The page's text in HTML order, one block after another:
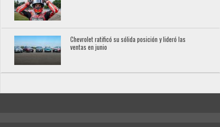
Chevrolet ratificó su sólida posición y lideró las
ventas en junio